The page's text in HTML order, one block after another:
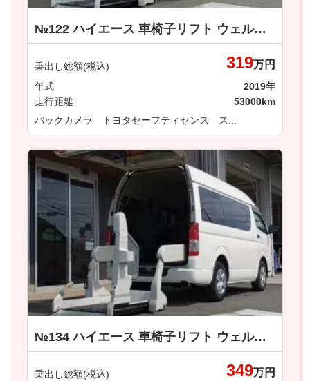
№122 ハイエース 車椅子リフト ウェルキャブ 車いす仕様車 Ｂタイプ トヨタ
乗出し総額(税込) 319万円
年式
2019年
走行距離
53000km
バックカメラ トヨタセーフティセンス ス...
№134 ハイエース 車椅子リフト ウェルキャブ 車いす仕様車 Ｂタイプ トヨタ
乗出し総額(税込) 349万円